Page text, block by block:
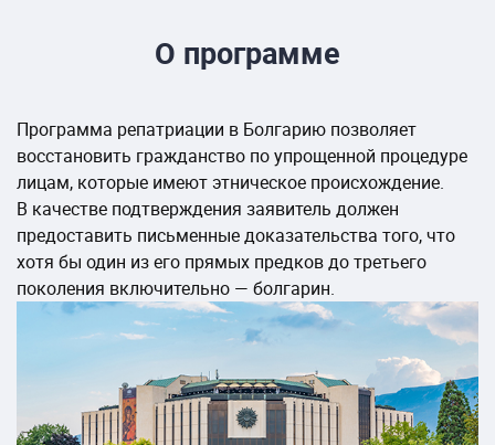
О программе
Программа репатриации в Болгарию позволяет
восстановить гражданство по упрощенной процедуре
лицам, которые имеют этническое происхождение.
В качестве подтверждения заявитель должен
предоставить письменные доказательства того, что
хотя бы один из его прямых предков до третьего
поколения включительно — болгарин.